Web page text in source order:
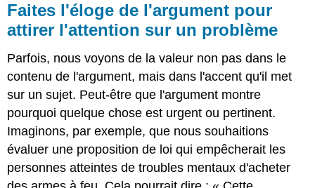
Faites l'éloge de l'argument pour
attirer l'attention sur un problème
Parfois, nous voyons de la valeur non pas dans le
contenu de l'argument, mais dans l'accent qu'il met
sur un sujet. Peut-être que l'argument montre
pourquoi quelque chose est urgent ou pertinent.
Imaginons, par exemple, que nous souhaitions
évaluer une proposition de loi qui empêcherait les
personnes atteintes de troubles mentaux d'acheter